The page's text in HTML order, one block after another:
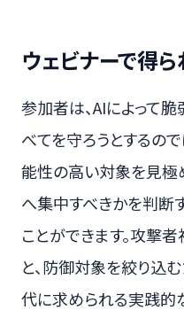
ウェビナーで得
参加者は、AIによって
べてを守ろうとするの
能性の高い対象を見極
へ集中すべきかを判断
ことができます。攻撃
と、防御対象を絞り込
代に求められる実践的